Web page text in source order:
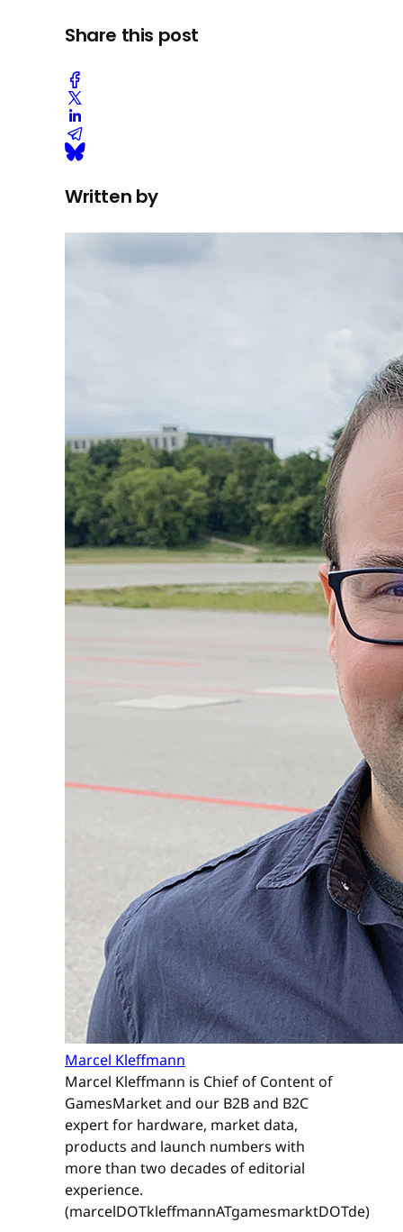
Share this post
Written by
Marcel Kleffmann
Marcel Kleffmann is Chief of Content of
GamesMarket and our B2B and B2C
expert for hardware, market data,
products and launch numbers with
more than two decades of editorial
experience.
(marcelDOTkleffmannATgamesmarktDOTde)